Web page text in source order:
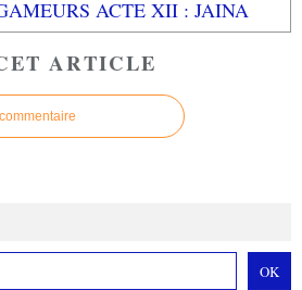
ACTE XII : JAINA
ARTICLE